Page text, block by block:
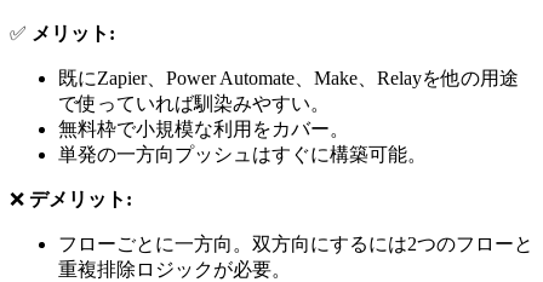
✅ メリット:
既にZapier、Power Automate、Make、Relayを他の用途
で使っていれば馴染みやすい。
無料枠で小規模な利用をカバー。
単発の一方向プッシュはすぐに構築可能。
❌ デメリット:
フローごとに一方向。双方向にするには2つのフローと
重複排除ロジックが必要。